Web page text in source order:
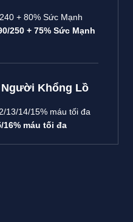
+ 80% Sức Mạnh
250 + 75% Sức Mạnh
Khổng Lồ
13/14/15% máu tối đa
16% máu tối đa